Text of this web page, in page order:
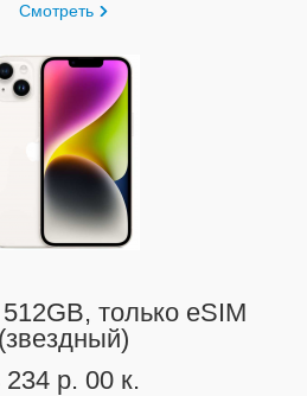
Смотреть
только eSIM
(звездный)
234 р. 00 к.